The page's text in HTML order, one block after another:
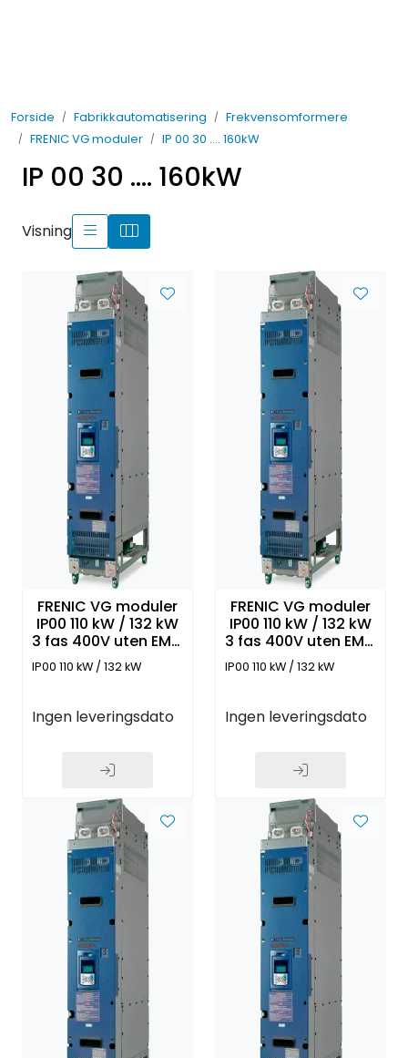
Forside Fabrikkautomatisering
Frekvensomformere
FRENIC VG moduler
IP 00 30 .... 160kW
IP 00 30 .... 160kW
Visning
FRENIC VG moduler
IP00 110 kW / 132 kW
3 fas 400V uten EMC
filter og Panel
IP00 110 kW / 132 kW
Ingen leveringsdato
FRENIC VG moduler
IP00 110 kW / 132 kW
3 fas 400V uten EMC
filter og Panel
IP00 110 kW / 132 kW
Ingen leveringsdato
Fabrikkautomatisering
Prosessautomatisering
Kontakt oss
Nytt og Nyttig
Bærekraft